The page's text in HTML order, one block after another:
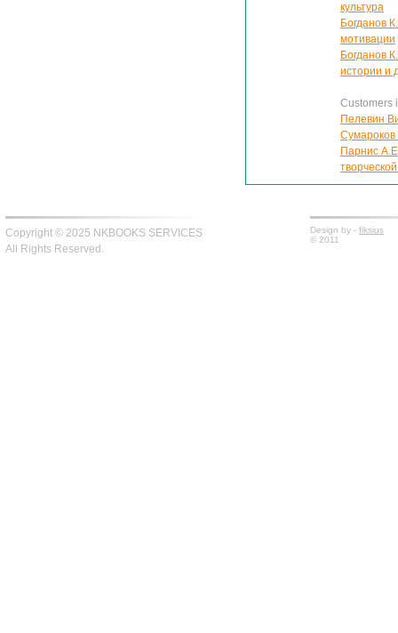
культура
Богданов
мотивации
Богданов
истории и
Customers
Пелевин
Сумароков
Парнис
Copyright © 2025 NKBOOKS SERVICES
All Rights Reserved.
Design by - fiksius
© 2011